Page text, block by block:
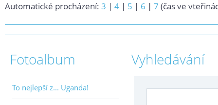
Automatické procházení: 3 | 4 | 5 | 6 | 7 (čas ve
Fotoalbum
To nejlepší z... Uganda!
Vyhledávání